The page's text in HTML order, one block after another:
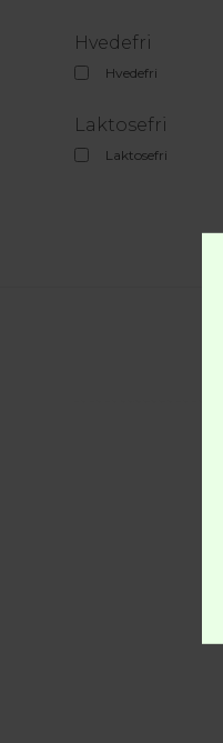
Hvedefri
Hvedefri
Laktosefri
Laktosefri